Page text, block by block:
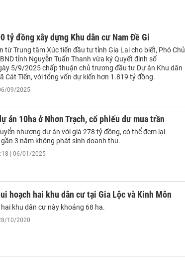
tỷ đồng xây dựng Khu dân cư Nam Đề Gi
từ Trung tâm Xúc tiến đầu tư tỉnh Gia Lai cho biết, Phó Chủ
tỉnh Nguyễn Tuấn Thanh vừa ký Quyết định số
5/9/2025 chấp thuận chủ trương đầu tư Dự án Khu dân
Cát Tiến, với tổng vốn dự kiến hơn 1.819 tỷ đồng.
09/2025
án 10ha ở Nhơn Trạch, cổ phiếu dư mua trần
nhượng dự án với giá 278 tỷ đồng, có thể đem lại
3 năm không phát sinh doanh thu.
| 06/01/2025
hoạch hai khu dân cư tại Gia Lộc và Kinh Môn
khu dân cư này khoảng 68 ha.
10/2020